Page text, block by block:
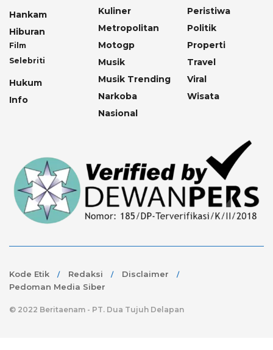
Hankam
Hiburan
Film
Selebriti
Hukum
Info
Kuliner
Metropolitan
Motogp
Musik
Musik Trending
Narkoba
Nasional
Peristiwa
Politik
Properti
Travel
Viral
Wisata
Kode Etik Redaksi
Disclaimer
Pedoman Media Siber
© 2022 Beritaenam - PT. Dua Tujuh Delapan